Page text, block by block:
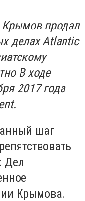
Крымов продал
делах Atlantic
В ходе
2017 года
шаг
Дел
Крымова.